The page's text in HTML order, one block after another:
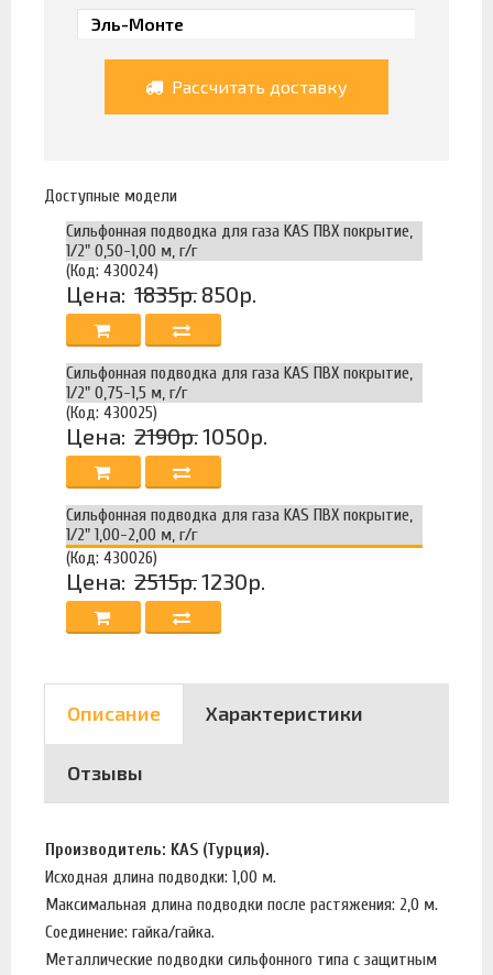
Рассчитать доставку
Доступные модели
Сильфонная подводка для газа KAS ПВХ покрытие,
1/2" 0,50-1,00 м, г/г
(Код: 430024)
Цена: 1835р. 850р.
Сильфонная подводка для газа KAS ПВХ покрытие,
1/2" 0,75-1,5 м, г/г
(Код: 430025)
Цена: 2190р.1050р.
Сильфонная подводка для газа KAS ПВХ покрытие,
1/2" 1,00-2,00 м, г/г
(Код: 430026)
Цена: 2515р.1230р.
Описание Характеристики
Отзывы
Производитель: KAS (Турция).
Исходная длина подводки: 1,00 м.
Максимальная длина подводки после растяжения: 2,0 м.
Соединение: гайка/гайка.
Металлические подводки сильфонного типа с защитным